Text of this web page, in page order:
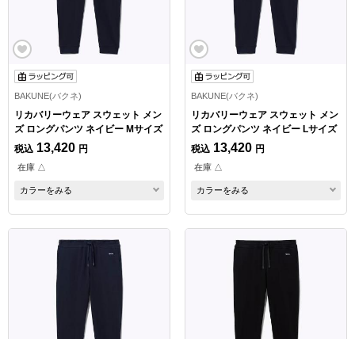
BAKUNE(バクネ)
リカバリーウェア スウェット メン
ズ ロングパンツ ネイビー Mサイズ
税込 13,420 円
在庫 △
カラーをみる
BAKUNE(バクネ)
リカバリーウェア スウェット メン
ズ ロングパンツ ネイビー Lサイズ
税込 13,420 円
在庫 △
カラーをみる